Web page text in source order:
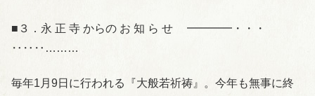
■３．永 正 寺 からの お 知 ら せ ━━━━・・・
‥‥‥………
毎年1月9日に行われる『大般若祈祷』。今年も無事に終